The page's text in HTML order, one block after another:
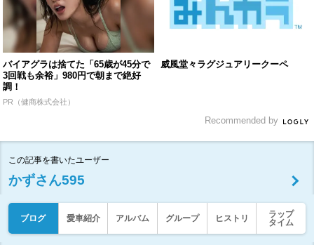
バイアグラは捨てた「65歳が45分で
3回戦も余裕」980円で朝まで絶好
調！
PR（健商株式会社）
威風堂々ラグジュアリークーペ
Recommended by
この記事を書いたユーザー
かずさん595
ブログ 愛車紹介 アルバム グループ ヒストリ
ラップ
タイム